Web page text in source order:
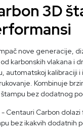
3D
nove generacije,
karbonskih vlakana i
automatskoj kalibraciji
Kombinuje
bez dodatnog
Centauri Carbon
bez ikakvih dodatnih